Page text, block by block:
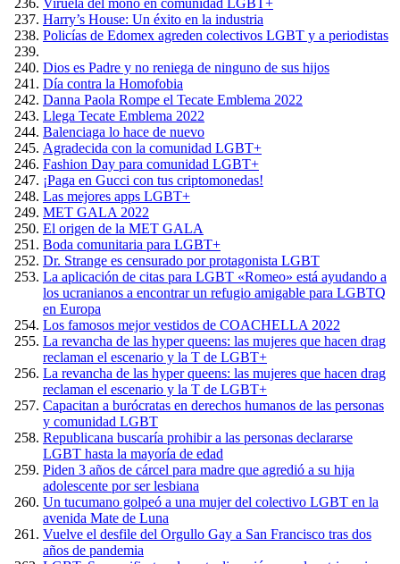
Viruela del mono en comunidad LGBT+
Harry’s House: Un éxito en la industria
Policías de Edomex agreden colectivos LGBT y a periodistas
Dios es Padre y no reniega de ninguno de sus hijos
Día contra la Homofobia
Danna Paola Rompe el Tecate Emblema 2022
Llega Tecate Emblema 2022
Balenciaga lo hace de nuevo
Agradecida con la comunidad LGBT+
Fashion Day para comunidad LGBT+
¡Paga en Gucci con tus criptomonedas!
Las mejores apps LGBT+
MET GALA 2022
El origen de la MET GALA
Boda comunitaria para LGBT+
Dr. Strange es censurado por protagonista LGBT
La aplicación de citas para LGBT «Romeo» está ayudando a
los ucranianos a encontrar un refugio amigable para LGBTQ
en Europa
Los famosos mejor vestidos de COACHELLA 2022
La revancha de las hyper queens: las mujeres que hacen drag
reclaman el escenario y la T de LGBT+
La revancha de las hyper queens: las mujeres que hacen drag
reclaman el escenario y la T de LGBT+
Capacitan a burócratas en derechos humanos de las personas
y comunidad LGBT
Republicana buscaría prohibir a las personas declararse
LGBT hasta la mayoría de edad
Piden 3 años de cárcel para madre que agredió a su hija
adolescente por ser lesbiana
Un tucumano golpeó a una mujer del colectivo LGBT en la
avenida Mate de Luna
Vuelve el desfile del Orgullo Gay a San Francisco tras dos
años de pandemia